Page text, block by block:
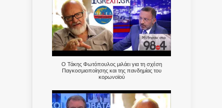
Ο Τάκης Φωτόπουλος μιλάει για τη σχέση
Παγκοσμιοποίησης και της πανδημίας του
κορωνοϊού